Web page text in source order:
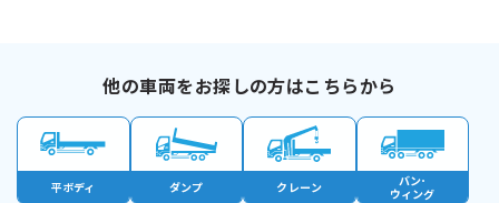
他の車両をお探しの方はこちらから
平ボディ ダンプ クレーン
バン･
ウィング